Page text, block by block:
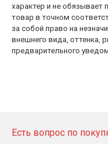
характер и не обязывает
товар в точном
за собой право на
внешнего вида, оттенка,
предварительного
Есть вопрос по